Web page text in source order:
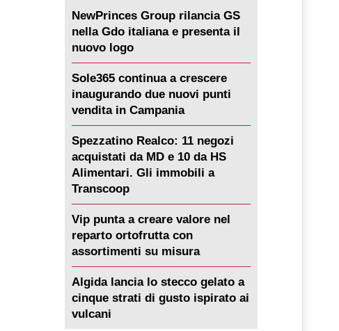
NewPrinces Group rilancia GS
nella Gdo italiana e presenta il
nuovo logo
Sole365 continua a crescere
inaugurando due nuovi punti
vendita in Campania
Spezzatino Realco: 11 negozi
acquistati da MD e 10 da HS
Alimentari. Gli immobili a
Transcoop
Vip punta a creare valore nel
reparto ortofrutta con
assortimenti su misura
Algida lancia lo stecco gelato a
cinque strati di gusto ispirato ai
vulcani